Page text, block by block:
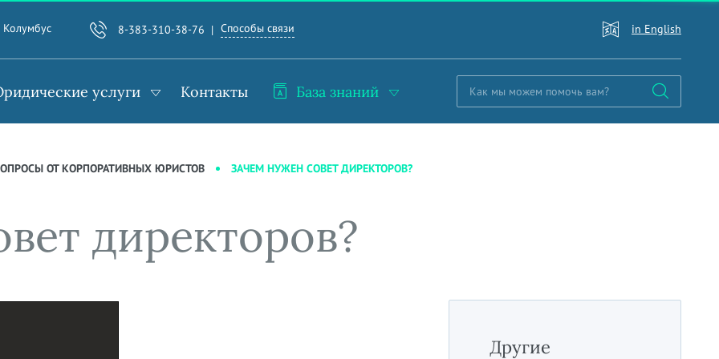
Колумбус 8-383-310-38-76 Способы связи in English
услуги Контакты База знаний
ОТ КОРПОРАТИВНЫХ ЮРИСТОВ ЗАЧЕМ НУЖЕН СОВЕТ ДИРЕКТОРОВ?
директоров?
Другие